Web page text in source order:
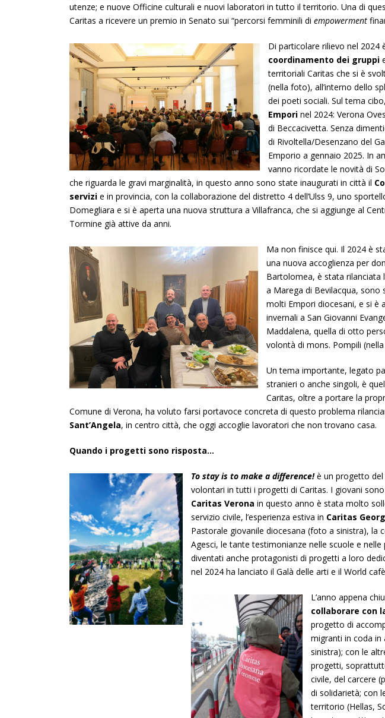
utenze; e nuove Officine culturali e nuovi laboratori in tutto il territorio. Una di
Caritas a ricevere un premio in Senato sui “percorsi femminili di empowerment
Di particolare rilievo nel 2024
coordinamento dei gruppi
territoriali Caritas che si è
(nella foto), all’interno dello
dei poeti sociali. Sul tema
Empori nel 2024: Verona
di Beccacivetta. Senza
di Rivoltella/Desenzano del
Emporio a gennaio 2025. In
vanno ricordate le novità di
che riguarda le gravi marginalità, in questo anno sono state inaugurati in città il
servizi e in provincia, con la collaborazione del distretto 4 dell’Ulss 9, uno
Domegliara e si è aperta una nuova struttura a Villafranca, che si aggiunge al
Tormine già attive da anni.
Ma non finisce qui. Il 2024 è
una nuova accoglienza per
Bartolomea, è stata rilanciata
a Marega di Bevilacqua,
molti Empori diocesani, e si è
invernali a San Giovanni
Maddalena, quella di otto
volontà di mons. Pompili
Un tema importante, legato
stranieri o anche singoli, è
Caritas, oltre a portare la
Comune di Verona, ha voluto farsi portavoce concreta di questo problema
Sant’Angela, in centro città, che oggi accoglie lavoratori che non trovano casa.
Quando i progetti sono risposta…
To stay is to make a difference! è un progetto
volontari in tutti i progetti di Caritas. I giovani
Caritas Verona in questo anno è stata molto
servizio civile, l’esperienza estiva in Caritas
Pastorale giovanile diocesana (foto a sinistra), la
Agesci, le tante testimonianze nelle scuole e
diventati anche protagonisti di progetti a loro
nel 2024 ha lanciato il Galà delle arti e il World
L’anno appena
collaborare con
progetto di
migranti in coda
sinistra); con le
progetti,
civile, del carcere
di solidarietà; con
territorio (Hellas,